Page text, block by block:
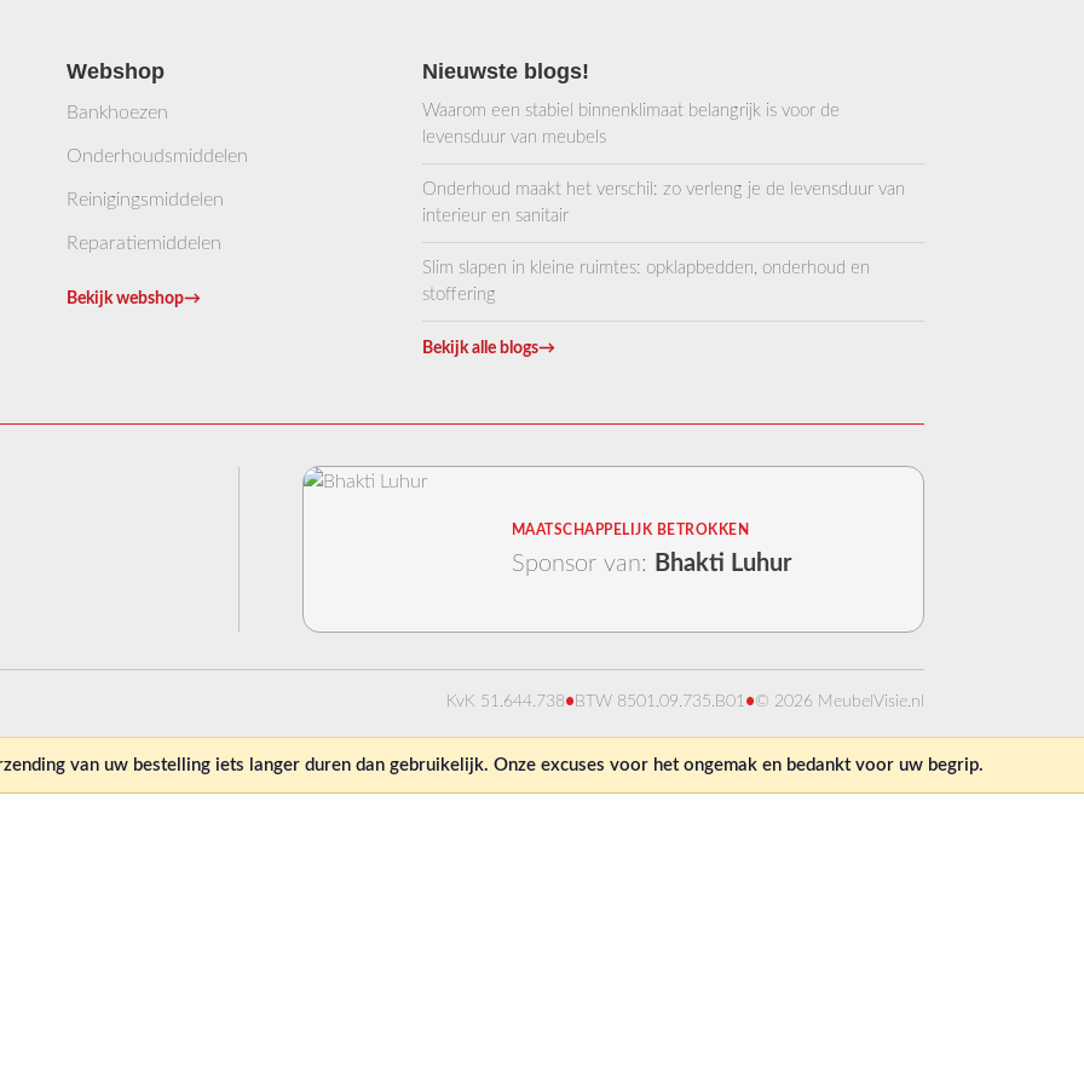
Webshop
Bankhoezen
Onderhoudsmiddelen
Reinigingsmiddelen
Reparatiemiddelen
Bekijk webshop→
Nieuwste blogs!
Waarom een stabiel binnenklimaat belangrijk is voor de
levensduur van meubels
Onderhoud maakt het verschil: zo verleng je de levensduur van
interieur en sanitair
Slim slapen in kleine ruimtes: opklapbedden, onderhoud en
stoffering
Bekijk alle blogs→
MAATSCHAPPELIJK BETROKKEN
Sponsor van: Bhakti Luhur
KvK 51.644.738• BTW 8501.09.735.B01•© 2026 MeubelVisie.nl
van uw bestelling iets langer duren dan gebruikelijk. Onze excuses voor het ongemak en bedankt voor uw begrip.